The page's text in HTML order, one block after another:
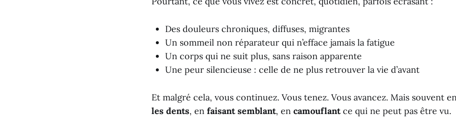
Des douleurs chroniques, diffuses, migrantes
Un sommeil non réparateur qui n’efface jamais la fatigue
Un corps qui ne suit plus, sans raison apparente
Une peur silencieuse : celle de ne plus retrouver la vie d’avant
Et malgré cela, vous continuez. Vous tenez. Vous avancez. Mais souvent
les dents, en faisant semblant, en camouflantce qui ne peut pas être vu.